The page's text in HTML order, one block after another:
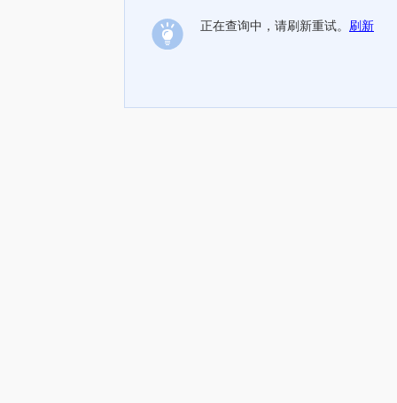
正在查询中，请刷新重试。 刷新